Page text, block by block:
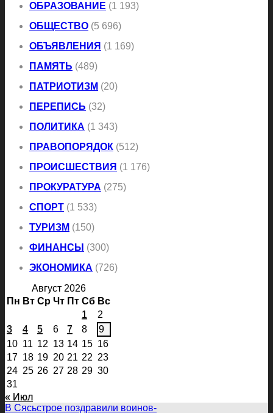
ОБРАЗОВАНИЕ (1 193)
ОБЩЕСТВО (5 696)
ОБЪЯВЛЕНИЯ (1 169)
ПАМЯТЬ (489)
ПАТРИОТИЗМ (20)
ПЕРЕПИСЬ (32)
ПОЛИТИКА (1 343)
ПРАВОПОРЯДОК (512)
ПРОИСШЕСТВИЯ (1 176)
ПРОКУРАТУРА (275)
СПОРТ (1 533)
ТУРИЗМ (150)
ФИНАНСЫ (300)
ЭКОНОМИКА (726)
Август 2026
Пн Вт Ср Чт Пт Сб Вс
1
2
3
4 5 6 7 8
9
10 11 12 13 14 15 16
17 18 19 20 21 22 23
24 25 26 27 28 29 30
31
« Июл
В Сясьстрое поздравили воинов-